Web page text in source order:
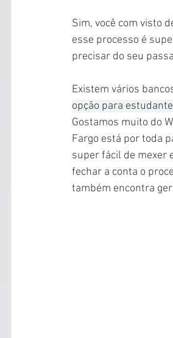
Sim, você com visto
esse processo é
precisar do seu
Existem vários
opção para
Gostamos muito do
Fargo está por toda
super fácil de mexer
fechar a conta o
também encontra